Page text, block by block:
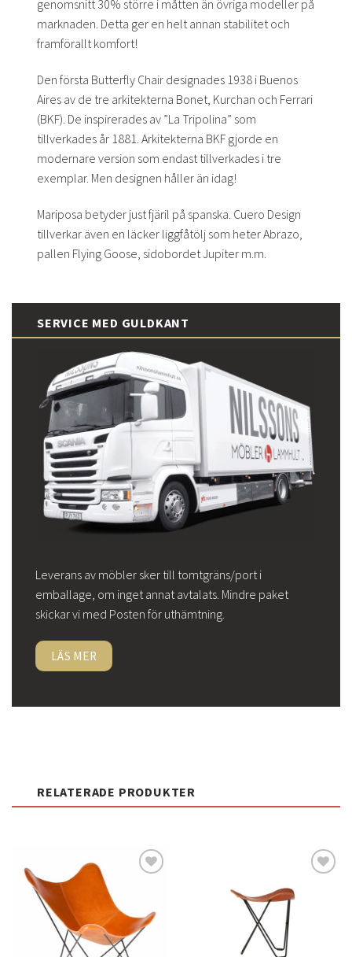
genomsnitt 30% större i måtten än övriga modeller på
marknaden. Detta ger en helt annan stabilitet och
framförallt komfort!
Den första Butterfly Chair designades 1938 i Buenos
Aires av de tre arkitekterna Bonet, Kurchan och Ferrari
(BKF). De inspirerades av ”La Tripolina” som
tillverkades år 1881. Arkitekterna BKF gjorde en
modernare version som endast tillverkades i tre
exemplar. Men designen håller än idag!
Mariposa betyder just fjäril på spanska. Cuero Design
tillverkar även en läcker liggfåtölj som heter Abrazo,
pallen Flying Goose, sidobordet Jupiter m.m.
SERVICE MED GULDKANT
Leverans av möbler sker till tomtgräns/port i
emballage, om inget annat avtalats. Mindre paket
skickar vi med Posten för uthämtning.
LÄS MER
RELATERADE PRODUKTER
önskelistan